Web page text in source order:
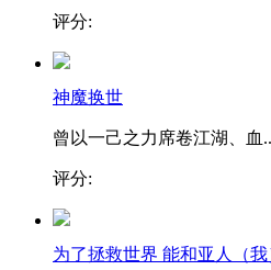
评分:
神魔换世
曾以一己之力席卷江湖、血
评分:
为了拯救世界 能和亚人（